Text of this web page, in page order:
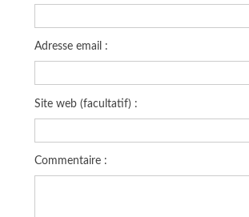
Adresse email :
Site web (facultatif) :
Commentaire :